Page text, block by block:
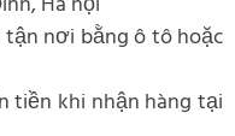
tận nơi bằng ô tô hoặc
tiền khi nhận hàng tại